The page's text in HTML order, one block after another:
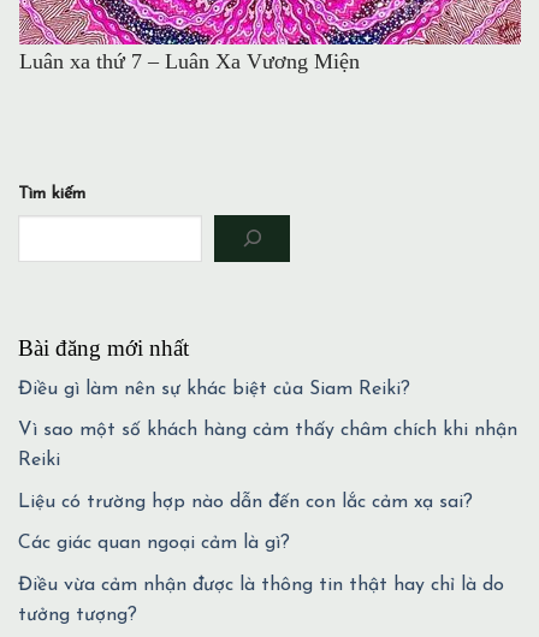
Luân xa thứ 7 – Luân Xa Vương Miện
Tìm kiếm
Bài đăng mới nhất
Điều gì làm nên sự khác biệt của Siam Reiki?
Vì sao một số khách hàng cảm thấy châm chích khi nhận
Reiki
Liệu có trường hợp nào dẫn đến con lắc cảm xạ sai?
Các giác quan ngoại cảm là gì?
Điều vừa cảm nhận được là thông tin thật hay chỉ là do
tưởng tượng?